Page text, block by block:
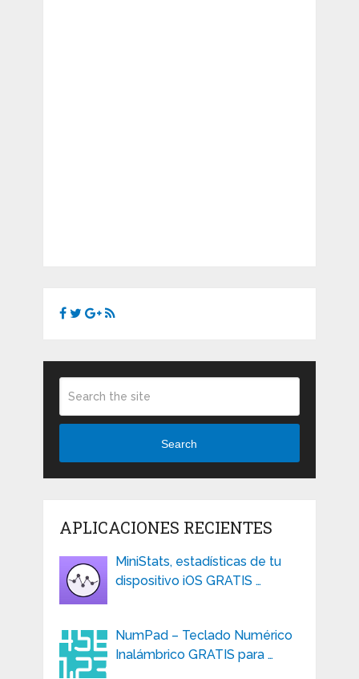
Search
APLICACIONES RECIENTES
MiniStats, estadísticas de tu
dispositivo iOS GRATIS …
NumPad – Teclado Numérico
Inalámbrico GRATIS para …